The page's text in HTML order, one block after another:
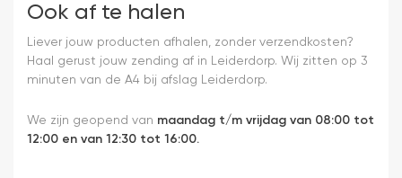
Ook af te halen
Liever jouw producten afhalen, zonder verzendkosten?
Haal gerust jouw zending af in Leiderdorp. Wij zitten op 3
minuten van de A4 bij afslag Leiderdorp.
We zijn geopend van maandag t/m vrijdag van 08:00 tot
12:00 en van 12:30 tot 16:00.